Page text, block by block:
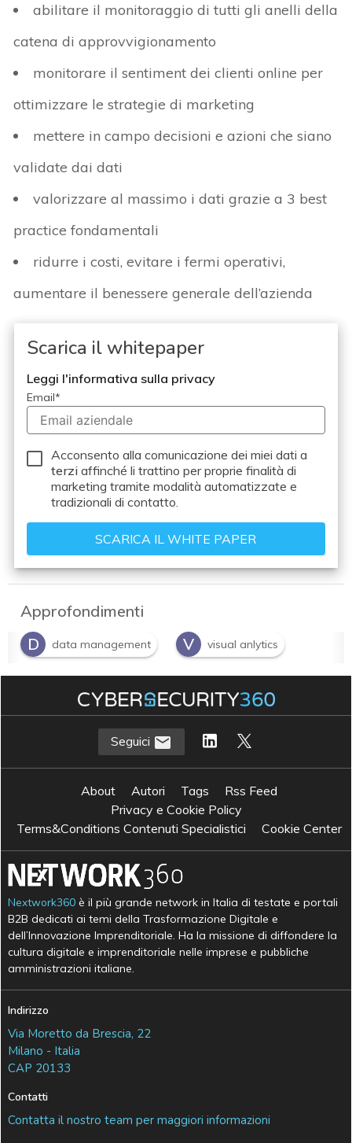
abilitare il monitoraggio di tutti gli anelli della
catena di approvvigionamento
monitorare il sentiment dei clienti online per
ottimizzare le strategie di marketing
mettere in campo decisioni e azioni che siano
validate dai dati
valorizzare al massimo i dati grazie a 3 best
practice fondamentali
ridurre i costi, evitare i fermi operativi,
aumentare il benessere generale dell’azienda
Scarica il whitepaper
Leggi l'informativa sulla privacy
Email*
Acconsento alla comunicazione dei miei dati a
terzi affinché li trattino per proprie finalità di
marketing tramite modalità automatizzate e
tradizionali di contatto.
Approfondimenti
D
data management V visual anlytics
Seguici
About Autori Tags
Rss Feed
Privacy e Cookie Policy
Terms&Conditions Contenuti Specialistici
Cookie Center
Nextwork360 è il più grande network in Italia di testate e portali
B2B dedicati ai temi della Trasformazione Digitale e
dell’Innovazione Imprenditoriale. Ha la missione di diffondere la
cultura digitale e imprenditoriale nelle imprese e pubbliche
amministrazioni italiane.
Indirizzo
Via Moretto da Brescia, 22
Milano - Italia
CAP 20133
Contatti
Contatta il nostro team per maggiori informazioni